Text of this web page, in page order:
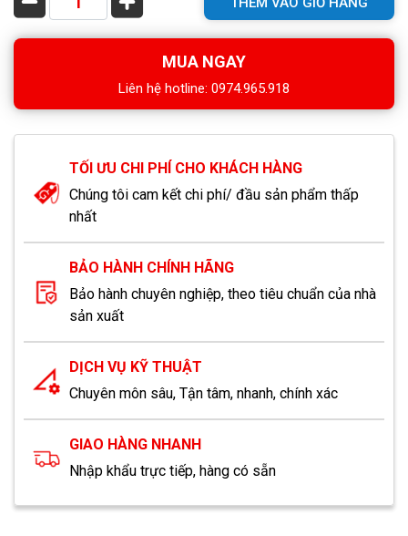
MUA NGAY
Liên hệ hotline: 0974.965.918
TỐI ƯU CHI PHÍ CHO KHÁCH HÀNG
Chúng tôi cam kết chi phí/ đầu sản phẩm thấp
nhất
BẢO HÀNH CHÍNH HÃNG
Bảo hành chuyên nghiệp, theo tiêu chuẩn của nhà
sản xuất
DỊCH VỤ KỸ THUẬT
Chuyên môn sâu, Tận tâm, nhanh, chính xác
GIAO HÀNG NHANH
Nhập khẩu trực tiếp, hàng có sẵn